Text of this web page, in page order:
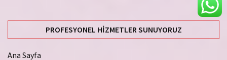
PROFESYONEL HIZMETLER SUNUYORUZ
Ana Sayfa